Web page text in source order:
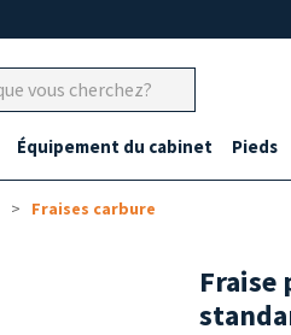
Équipement du cabinet Pieds
Fraises carbure
Fraise